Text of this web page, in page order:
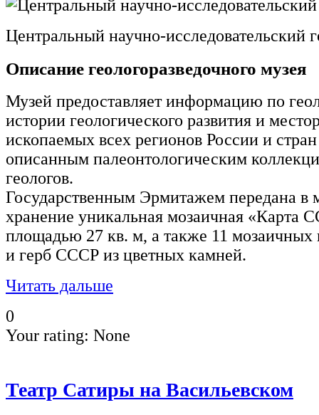
Центральный научно-исследовательский
Описание геологоразведочного музея
Музей предоставляет информацию по
истории геологического развития и
ископаемых всех регионов России и
описанным палеонтологическим
геологов.
Государственным Эрмитажем передана в
хранение уникальная мозаичная «Карта
площадью 27 кв. м, а также 11 мозаичных
и герб СССР из цветных камней.
Читать дальше
0
Your rating: None
Театр Сатиры на Васильевском